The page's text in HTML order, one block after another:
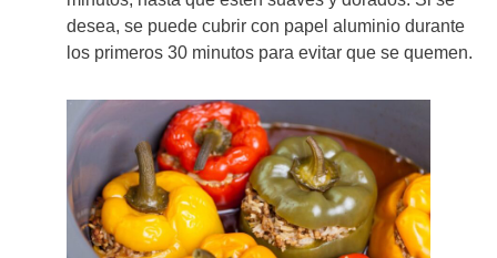
desea, se puede cubrir con papel aluminio durante
los primeros 30 minutos para evitar que se quemen.